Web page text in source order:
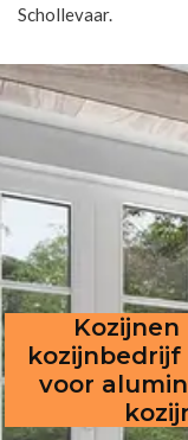
Schollevaar.
kozijnbedrijf
voor